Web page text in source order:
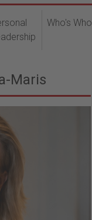
Who's Who
Maris